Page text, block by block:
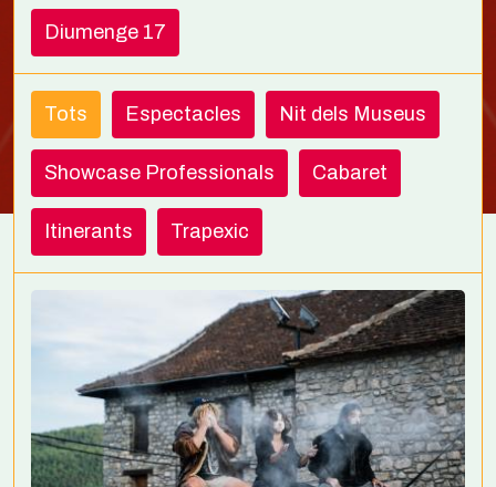
Diumenge 17
Tots Espectacles Nit dels Museus
Showcase Professionals Cabaret
Itinerants Trapexic